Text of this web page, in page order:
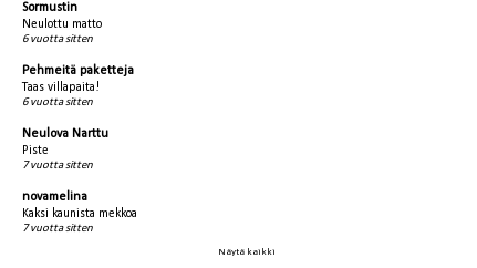
Sormustin
Neulottu matto
6 vuotta sitten
Pehmeitä paketteja
Taas villapaita!
6 vuotta sitten
Neulova Narttu
Piste
7 vuotta sitten
novamelina
Kaksi kaunista mekkoa
7 vuotta sitten
Näytä kaikki